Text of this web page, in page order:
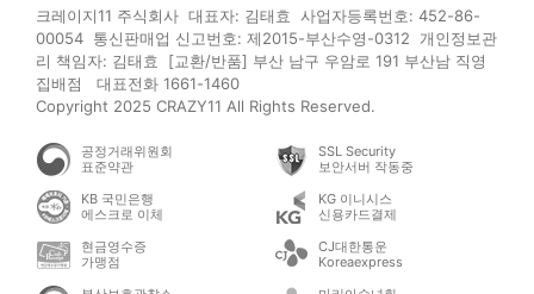
크레이지11 주식회사 대표자: 김태효 사업자등록번호: 452-86-
00054 통신판매업 신고번호: 제2015-부산수영-0312 개인정보관
리 책임자: 김태효 [교환/반품] 부산 남구 우암로 191 부산남 직영
집배점 대표전화 1661-1460
Copyright 2025 CRAZY11 All Rights Reserved.
공정거래위원회
표준약관
SSL Security
보안서버 작동중
KB 국민은행
에스크로 이체
KG 이니시스
신용카드결제
현금영수증
가맹점
CJ대한통운
Koreaexpress